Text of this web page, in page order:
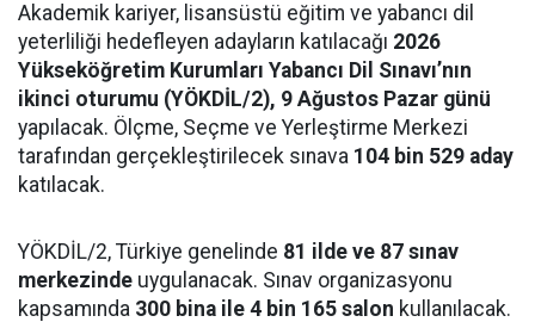
Akademik kariyer, lisansüstü eğitim ve yabancı dil
yeterliliği hedefleyen adayların katılacağı 2026
Yükseköğretim Kurumları Yabancı Dil Sınavı’nın
ikinci oturumu (YÖKDİL/2), 9 Ağustos Pazar günü
yapılacak. Ölçme, Seçme ve Yerleştirme Merkezi
tarafından gerçekleştirilecek sınava 104 bin 529 aday
katılacak.
YÖKDİL/2, Türkiye genelinde 81 ilde ve 87 sınav
merkezinde uygulanacak. Sınav organizasyonu
kapsamında 300 bina ile 4 bin 165 salon kullanılacak.